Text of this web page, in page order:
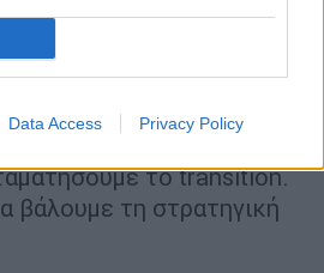
Data Access Privacy Policy
που κερδίσαμε
παιχνίδια. Στο
καλή άμυνα, στο
εμφάνιση
το transition.
βάλουμε τη στρατηγική